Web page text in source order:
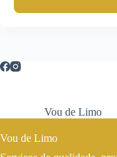
Vou de Limo
Vou de Limo